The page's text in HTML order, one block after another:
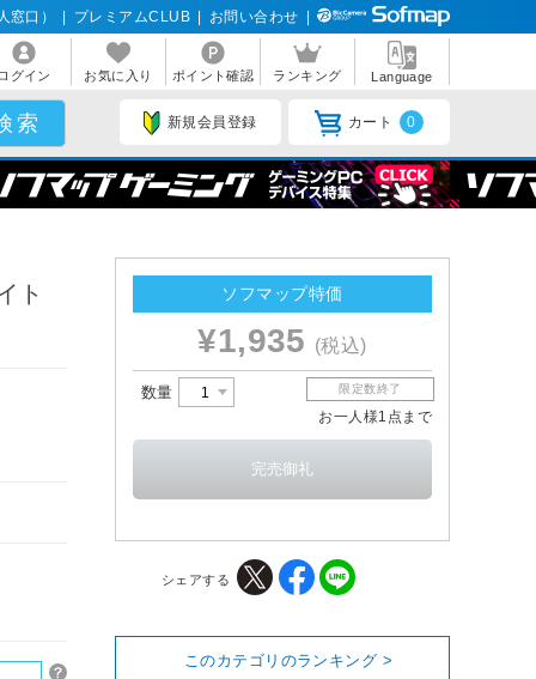
窓口） プレミアムCLUB お問い合わせ
グイン お気に入り ポイント確認 ランキング Language
新規会員登録 カート 0
ト ソフマップ特価
¥1,935 (税込)
数量 限定数終了
お一人様1点まで
シェアする
このカテゴリのランキング >